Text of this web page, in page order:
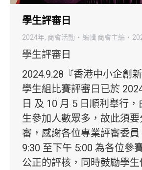
學生評審日
2024年, 商會活動 編輯 商會主編
學生評審日
2024.9.28『香港中小企創新
學生組比賽評審日已於
日 及 10 月 5 日順利舉行
生參加人數眾多，故此須
審，感謝各位專業評審委員
9:30 至下午 5:00 為各位參
公正的評核，同時鼓勵學